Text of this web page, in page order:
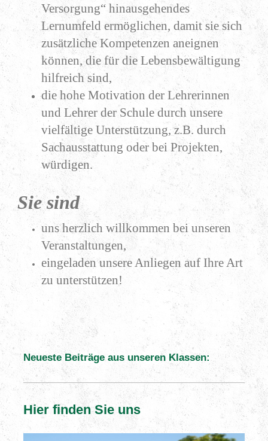
Versorgung“ hinausgehendes
Lernumfeld ermöglichen, damit sie sich
zusätzliche Kompetenzen aneignen
können, die für die Lebensbewältigung
hilfreich sind,
die hohe Motivation der Lehrerinnen
und Lehrer der Schule durch unsere
vielfältige Unterstützung, z.B. durch
Sachausstattung oder bei Projekten,
würdigen.
Sie sind
uns herzlich willkommen bei unseren
Veranstaltungen,
eingeladen unsere Anliegen auf Ihre Art
zu unterstützen!
Neueste Beiträge aus unseren Klassen:
Hier finden Sie uns